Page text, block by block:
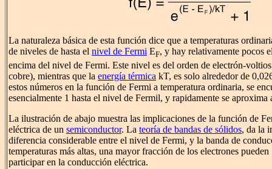
La naturaleza básica de esta función dice que a temperaturas
de niveles de hasta el nivel de Fermi EF, y hay relativamente pocos
encima del nivel de Fermi. Este nivel es del orden de electrón-
cobre), mientras que la energía térmica kT, es solo alrededor de
estos números en la función de Fermi a temperatura ordinaria, se
esencialmente 1 hasta el nivel de Fermil, y rapidamente se aproxima
La ilustración de abajo muestra las implicaciones de la función de
eléctrica de un semiconductor. La teoría de bandas de sólidos, da la
diferencia considerable entre el nivel de Fermi, y la banda de
temperaturas más altas, una mayor fracción de los electrones
participar en la conducción eléctrica.